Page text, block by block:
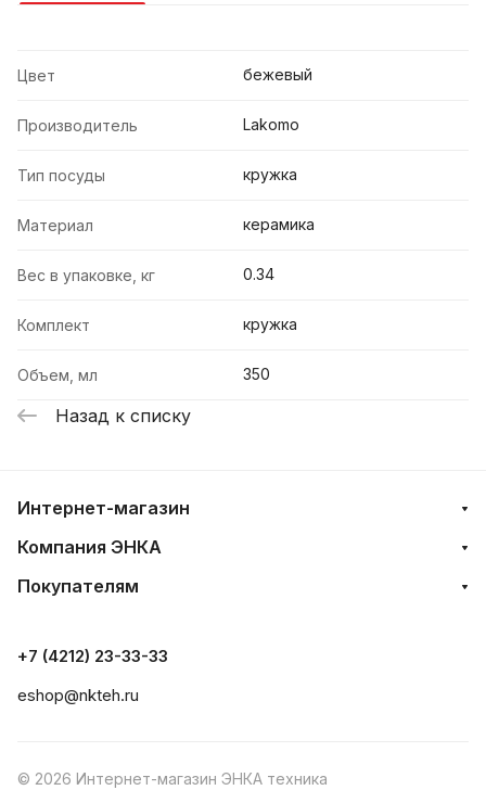
Цвет бежевый
Производитель Lakomo
Тип посуды кружка
Материал керамика
Вес в упаковке, кг 0.34
Комплект кружка
Объем, мл 350
Назад к списку
Интернет-магазин
Компания ЭНКА
Покупателям
+7 (4212) 23-33-33
eshop@nkteh.ru
© 2026 Интернет-магазин ЭНКА техника